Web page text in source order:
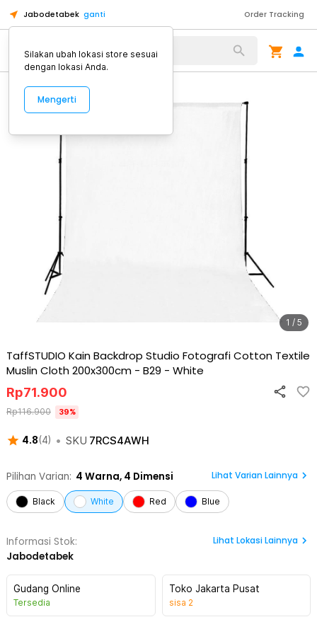
Jabodetabek ganti Order Tracking
Alat Kopi
1 / 5
TaffSTUDIO Kain Backdrop Studio Fotografi Cotton Textile
Muslin Cloth 200x300cm - B29 - White
4.8(4) • SKU 7RCS4AWH
Rp71.900
Rp116.900 39%
Pilihan Varian: 4 Warna, 4 Dimensi Lihat Varian Lainnya
Black White Red Blue
Informasi Stok:
Jabodetabek
Lihat Lokasi Lainnya
Gudang Online
Tersedia
Toko Jakarta Pusat
sisa 2
Silakan ubah lokasi store sesuai
dengan lokasi Anda.
Mengerti